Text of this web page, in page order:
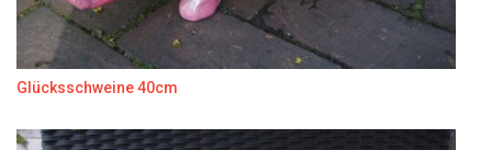
Glücksschweine 40cm